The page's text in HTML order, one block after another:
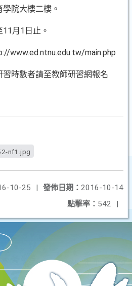
院大樓二樓。
月1日止。
www.ed.ntnu.edu.tw/main.php
時數者請至教師研習網報名
nf1.jpg
發佈日期： 2016-10-14
10-25
|
點擊率： 542 |